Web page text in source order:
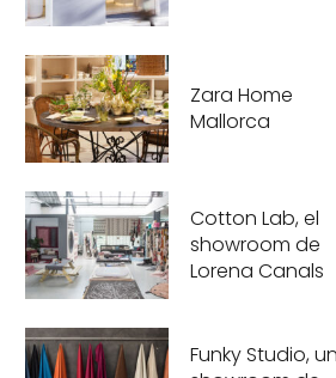
Zara Home
Mallorca
Cotton Lab, el
showroom de
Lorena Canals
Funky Studio, un